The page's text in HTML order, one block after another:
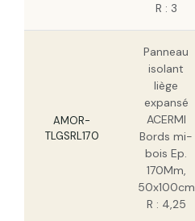
R : 3
AMOR-
TLGSRL170
Panneau
isolant
liège
expansé
ACERMI
Bords mi-
bois Ep.
170Mm,
50x100cm
R : 4,25